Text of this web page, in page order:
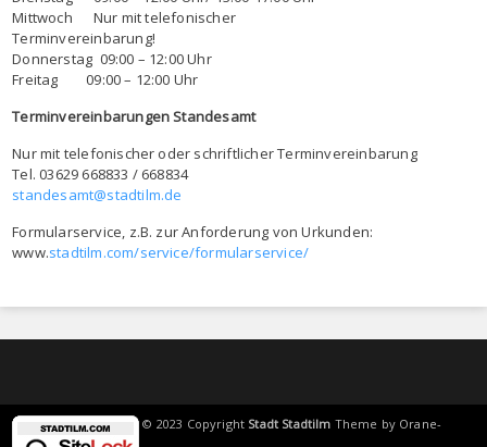
Mittwoch Nur mit telefonischer
Terminvereinbarung!
Donnerstag 09:00 – 12:00 Uhr
Freitag 09:00 – 12:00 Uhr
Terminvereinbarungen Standesamt
Nur mit telefonischer oder schriftlicher Terminvereinbarung
Tel. 03629 668833 / 668834
standesamt@stadtilm.de
Formularservice, z.B. zur Anforderung von Urkunden:
www.stadtilm.com/service/formularservice/
© 2023 Copyright Stadt Stadtilm Theme by Orane-